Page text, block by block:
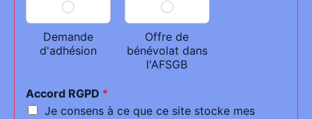
Demande
d'adhésion
Offre de
bénévolat dans
l'AFSGB
Accord RGPD *
Je consens à ce que ce site stocke mes